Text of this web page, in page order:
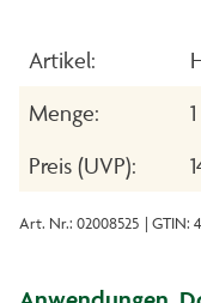
Artikel:
Menge:
Preis (UVP):
Art. Nr.: 02008525 | GTIN: